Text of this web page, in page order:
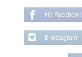
На Facebook
В Instagram